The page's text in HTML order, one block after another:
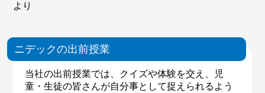
より
ニデックの出前授業
当社の出前授業では、クイズや体験を交え、児
童・生徒の皆さんが自分事として捉えられるよう